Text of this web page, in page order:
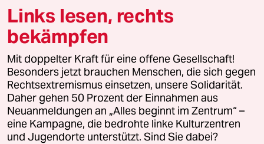
taz lab Infobrief
Veranstaltungen
Demnächst
Links lesen, rechts
bekämpfen
Mit doppelter Kraft für eine offene Gesellschaft!
Besonders jetzt brauchen Menschen, die sich gegen
Rechtsextremismus einsetzen, unsere Solidarität.
Daher gehen 50 Prozent der Einnahmen aus
Neuanmeldungen an „Alles beginnt im Zentrum“ –
eine Kampagne, die bedrohte linke Kulturzentren
und Jugendorte unterstützt. Sind Sie dabei?